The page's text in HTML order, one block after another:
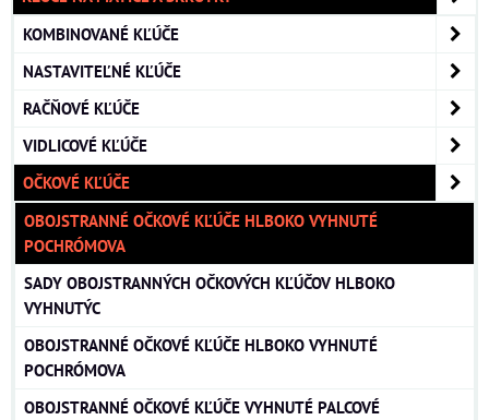
KOMBINOVANÉ KĽÚČE
NASTAVITEĽNÉ KĽÚČE
RAČŇOVÉ KĽÚČE
VIDLICOVÉ KĽÚČE
OČKOVÉ KĽÚČE
OBOJSTRANNÉ OČKOVÉ KĽÚČE HLBOKO VYHNUTÉ
POCHRÓMOVA
SADY OBOJSTRANNÝCH OČKOVÝCH KĽÚČOV HLBOKO
VYHNUTÝC
OBOJSTRANNÉ OČKOVÉ KĽÚČE HLBOKO VYHNUTÉ
POCHRÓMOVA
OBOJSTRANNÉ OČKOVÉ KĽÚČE VYHNUTÉ PALCOVÉ